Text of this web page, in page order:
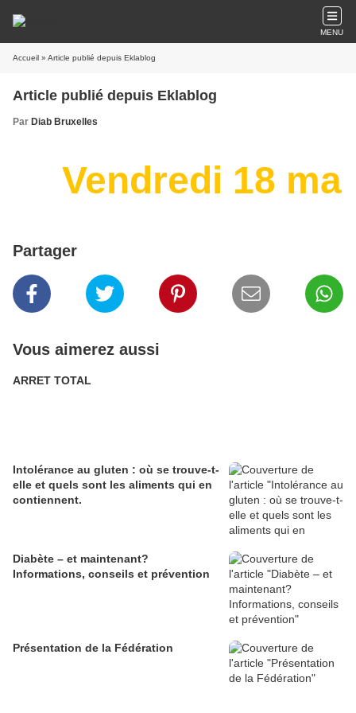
MENU
Accueil » Article publié depuis Eklablog
Article publié depuis Eklablog
Par Diab Bruxelles
Vendredi 18
Partager
Vous aimerez aussi
ARRET TOTAL
Intolérance au gluten : où se trouve-t-
elle et quels sont les aliments qui en
contiennent.
Diabète – et maintenant?
Informations, conseils et prévention
Présentation de la Fédération